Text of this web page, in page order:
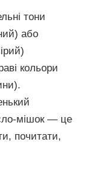
тони
або
кольори
мішок — це
почитати,